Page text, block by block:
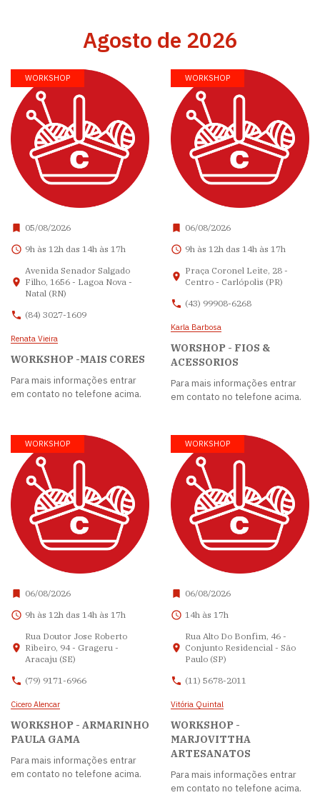
Agosto de 2026
WORKSHOP
05/08/2026
9h às 12h das 14h às 17h
Avenida Senador Salgado
Filho, 1656 - Lagoa Nova -
Natal (RN)
(84) 3027-1609
Renata Vieira
WORKSHOP -MAIS CORES
Para mais informações entrar
em contato no telefone acima.
WORKSHOP
06/08/2026
9h às 12h das 14h às 17h
Praça Coronel Leite, 28 -
Centro - Carlópolis (PR)
(43) 99908-6268
Karla Barbosa
WORSHOP - FIOS &
ACESSORIOS
Para mais informações entrar
em contato no telefone acima.
WORKSHOP
06/08/2026
9h às 12h das 14h às 17h
Rua Doutor Jose Roberto
Ribeiro, 94 - Grageru -
Aracaju (SE)
(79) 9171-6966
Cicero Alencar
WORKSHOP - ARMARINHO
PAULA GAMA
Para mais informações entrar
em contato no telefone acima.
WORKSHOP
06/08/2026
14h às 17h
Rua Alto Do Bonfim, 46 -
Conjunto Residencial - São
Paulo (SP)
(11) 5678-2011
Vitória Quintal
WORKSHOP -
MARJOVITTHA
ARTESANATOS
Para mais informações entrar
em contato no telefone acima.